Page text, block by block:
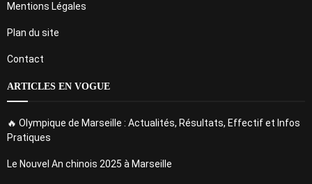
Mentions Légales
Plan du site
Contact
ARTICLES EN VOGUE
🔥 Olympique de Marseille : Actualités, Résultats, Effectif et Infos
Pratiques
Le Nouvel An chinois 2025 à Marseille